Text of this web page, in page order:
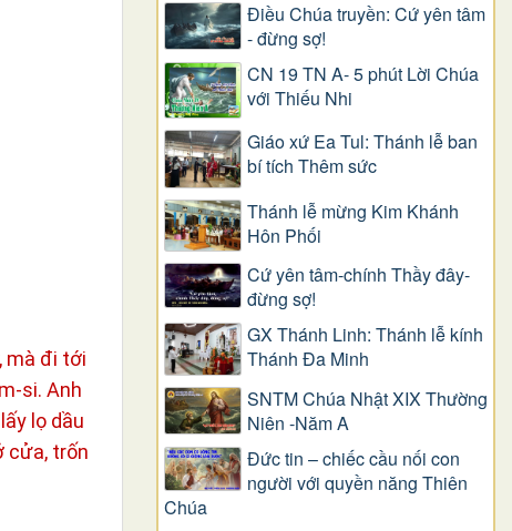
mà đi tới
si. Anh
lọ dầu
cửa, trốn
Điều Chúa truyền: Cứ yên tâm
- đừng sợ!
CN 19 TN A- 5 phút Lời Chúa
với Thiếu Nhi
Giáo xứ Ea Tul: Thánh lễ ban
bí tích Thêm sức
Thánh lễ mừng Kim Khánh
Hôn Phối
Cứ yên tâm-chính Thầy đây-
đừng sợ!
GX Thánh Linh: Thánh lễ kính
Thánh Đa Minh
SNTM Chúa Nhật XIX Thường
Niên -Năm A
Đức tin – chiếc cầu nối con
người với quyền năng Thiên
Chúa